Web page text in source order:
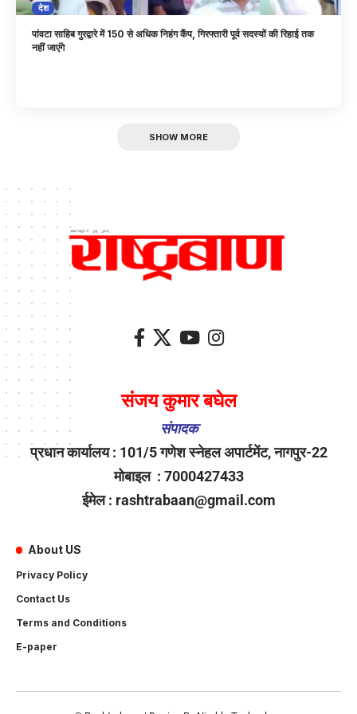
देश
पांवटा साहिब गुरद्वारे में 150 से अधिक निहंग कैंप, गिरफ्तारी पूर्व सदस्यों की रिहाई तक
नहीं जाएंगे
SHOW MORE
संजय कुमार बघेल
संपादक
प्रधान कार्यालय : 101/5 गणेश स्नेहल अपार्टमेंट, नागपुर-22
मोबाइल : 7000427433
ईमेल : rashtrabaan@gmail.com
About US
Privacy Policy
Contact Us
Terms and Conditions
E-paper